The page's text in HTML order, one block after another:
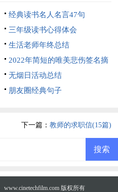
经典读书名人名言47句
三年级读书心得体会
生活老师年终总结
2022年简短的唯美悲伤签名摘
录80句
无烟日活动总结
朋友圈经典句子
下一篇： 教师的求职信(15篇)
www.cinetechfilm.com 版权所有